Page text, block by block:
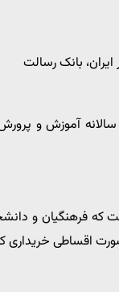
بانک رسالت
فرهنگیان و
اقساطی خریداری